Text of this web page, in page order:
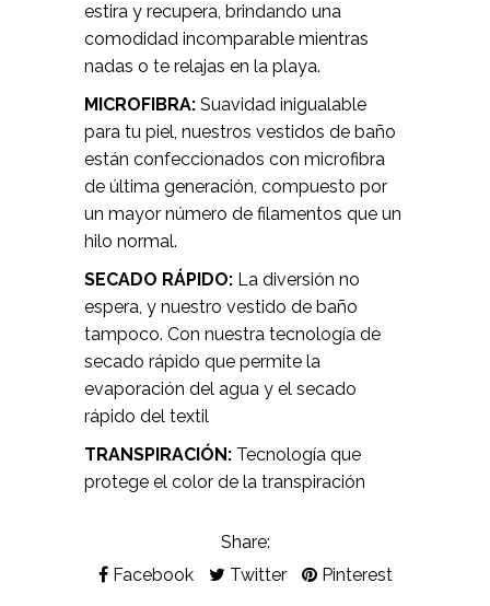
estira y recupera, brindando una
comodidad incomparable mientras
nadas o te relajas en la playa.
MICROFIBRA: Suavidad inigualable
para tu piel, nuestros vestidos de baño
están confeccionados con microfibra
de última generación, compuesto por
un mayor número de filamentos que un
hilo normal.
SECADO RÁPIDO: La diversión no
espera, y nuestro vestido de baño
tampoco. Con nuestra tecnología de
secado rápido que permite la
evaporación del agua y el secado
rápido del textil
TRANSPIRACIÓN: Tecnología que
protege el color de la transpiración
Share:
Facebook
Twitter Pinterest